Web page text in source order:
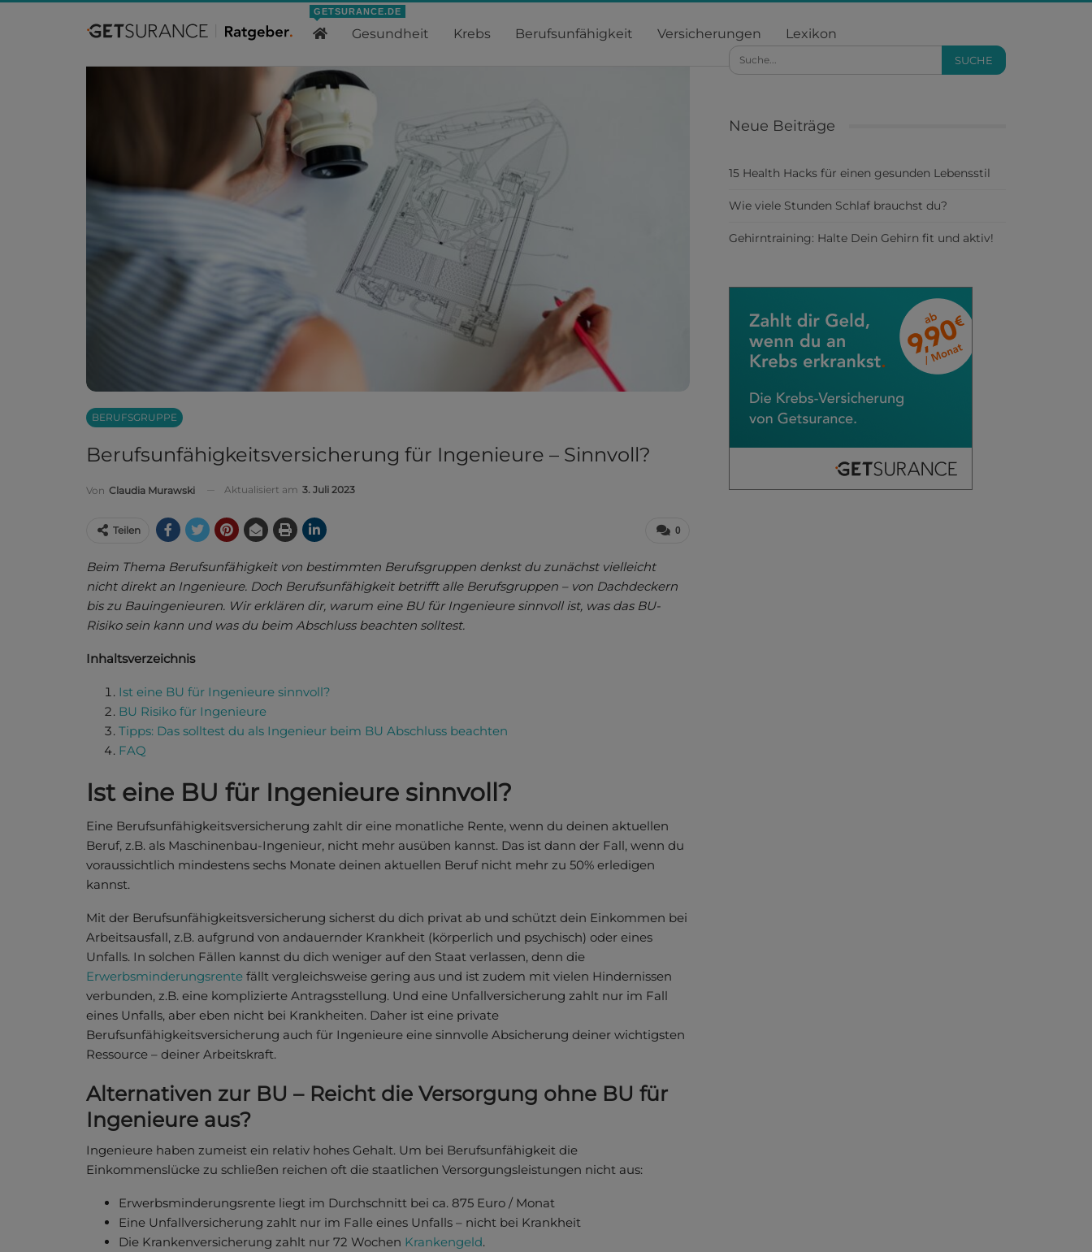
GETSURANCE.DE
Gesundheit Krebs Berufsunfähigkeit Versicherungen Lexikon
Berufsunfähigkeitsversicherung für Ingenieure – Sinnvoll?
BERUFSGRUPPE
Berufsunfähigkeitsversicherung für Ingenieure – Sinnvoll?
Von Claudia Murawski Aktualisiert am 3. Juli 2023
0
Teilen
Beim Thema Berufsunfähigkeit von bestimmten Berufsgruppen denkst du zunächst vielleicht
nicht direkt an Ingenieure. Doch Berufsunfähigkeit betrifft alle Berufsgruppen – von Dachdeckern
bis zu Bauingenieuren. Wir erklären dir, warum eine BU für Ingenieure sinnvoll ist, was das BU-
Risiko sein kann und was du beim Abschluss beachten solltest.
Inhaltsverzeichnis
Ist eine BU für Ingenieure sinnvoll?
BU Risiko für Ingenieure
Tipps: Das solltest du als Ingenieur beim BU Abschluss beachten
FAQ
Ist eine BU für Ingenieure sinnvoll?
Eine Berufsunfähigkeitsversicherung zahlt dir eine monatliche Rente, wenn du deinen aktuellen
Beruf, z.B. als Maschinenbau-Ingenieur, nicht mehr ausüben kannst. Das ist dann der Fall, wenn du
voraussichtlich mindestens sechs Monate deinen aktuellen Beruf nicht mehr zu 50% erledigen
kannst.
Mit der Berufsunfähigkeitsversicherung sicherst du dich privat ab und schützt dein Einkommen bei
Arbeitsausfall, z.B. aufgrund von andauernder Krankheit (körperlich und psychisch) oder eines
Unfalls. In solchen Fällen kannst du dich weniger auf den Staat verlassen, denn die
Erwerbsminderungsrente fällt vergleichsweise gering aus und ist zudem mit vielen Hindernissen
verbunden, z.B. eine komplizierte Antragsstellung. Und eine Unfallversicherung zahlt nur im Fall
eines Unfalls, aber eben nicht bei Krankheiten. Daher ist eine private
Berufsunfähigkeitsversicherung auch für Ingenieure eine sinnvolle Absicherung deiner wichtigsten
Ressource – deiner Arbeitskraft.
Alternativen zur BU – Reicht die Versorgung ohne BU für
Ingenieure aus?
Ingenieure haben zumeist ein relativ hohes Gehalt. Um bei Berufsunfähigkeit die
Einkommenslücke zu schließen reichen oft die staatlichen Versorgungsleistungen nicht aus:
Erwerbsminderungsrente liegt im Durchschnitt bei ca. 875 Euro / Monat
Eine Unfallversicherung zahlt nur im Falle eines Unfalls – nicht bei Krankheit
Die Krankenversicherung zahlt nur 72 Wochen Krankengeld.
Neue Beiträge
15 Health Hacks für einen gesunden Lebensstil
Wie viele Stunden Schlaf brauchst du?
Gehirntraining: Halte Dein Gehirn fit und aktiv!